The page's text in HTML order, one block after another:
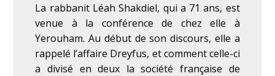
La rabbanit Léah Shakdiel, qui a 71 ans, est
venue à la conférence de chez elle à
Yerouham. Au début de son discours, elle a
rappelé l’affaire Dreyfus, et comment celle-ci
a divisé en deux la société française de